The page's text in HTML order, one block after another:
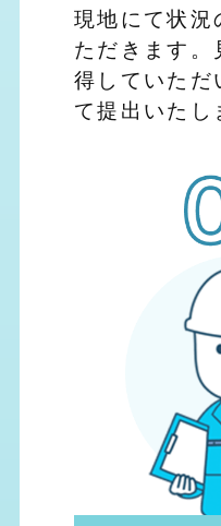
現地にて状況
ただきます。
得していただ
て提出いたし